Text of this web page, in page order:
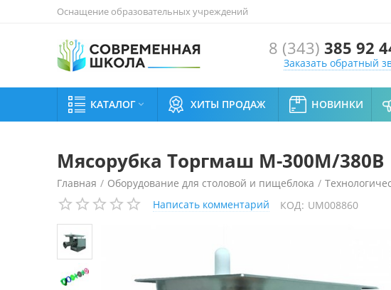
Оснащение образовательных учреждений
8 (343) 385 92
Заказать обратный
КАТАЛОГ  ХИТЫ ПРОДАЖ НОВИНКИ
Мясорубка Торгмаш М-300М/380В
Главная / Оборудование для столовой и пищеблока /
Мясорубка Торгмаш М-300М/380В
Написать комментарий КОД: UM008860